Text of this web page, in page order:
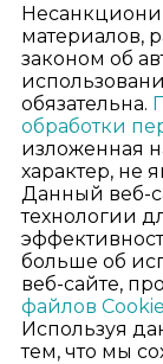
материалов,
законом об
обязательна.
обработки
изложенная
характер, не
Данный веб-
технологии
больше об
веб-сайте,
файлов Cookie
Используя
тем, что мы